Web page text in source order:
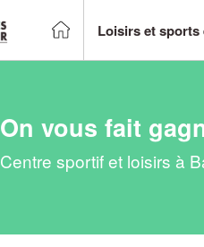
Loisirs et sports
On vous fait
Centre sportif et loisirs à